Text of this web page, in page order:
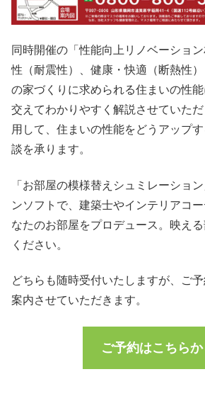
同時開催の「性能向上リノベーショ
性（耐震性）、健康・快適（断熱性
の家づくりに求められる住まいの性
交えてわかりやすく解説させていた
用して、住まいの性能をどうアップ
談を承ります。
「お部屋の模様替えシュミレーショ
ンソフトで、建築士やインテリアコ
なたのお部屋をプロデュース。映え
ください。
どちらも随時受付いたしますが、ご
案内させていただきます。
ご予約はこちらか